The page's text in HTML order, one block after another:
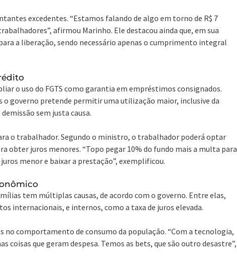
excedentes. “Estamos falando de algo em torno de R$ 7
afirmou Marinho. Ele destacou ainda que, em sua
a liberação, sendo necessário apenas o cumprimento integral
o uso do FGTS como garantia em empréstimos consignados.
o governo pretende permitir uma utilização maior, inclusive da
sem justa causa.
o trabalhador. Segundo o ministro, o trabalhador poderá optar
obter juros menores. “Topo pegar 10% do fundo mais a multa para
menor e baixar a prestação”, exemplificou.
tem múltiplas causas, de acordo com o governo. Entre elas,
internacionais, e internos, como a taxa de juros elevada.
no comportamento de consumo da população. “Com a tecnologia,
coisas que geram despesa. Temos as bets, que são outro desastre”,